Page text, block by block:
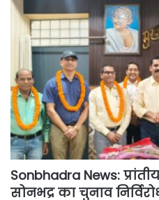
Sonbhadra News:
सोनभद्र का चुनाव